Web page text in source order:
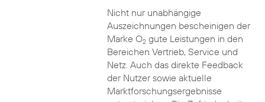
Nicht nur unabhängige
Auszeichnungen bescheinigen der
Marke O2gute Leistungen in den
Bereichen Vertrieb, Service und
Netz. Auch das direkte Feedback
der Nutzer sowie aktuelle
Marktforschungsergebnisse